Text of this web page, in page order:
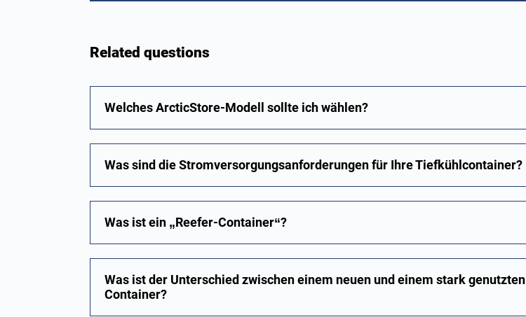
Related questions
Welches ArcticStore-Modell sollte ich wählen?
Was sind die Stromversorgungsanforderungen für Ihre Tiefkühlcontainer?
Was ist ein „Reefer-Container“?
Was ist der Unterschied zwischen einem neuen und einem stark genutzten
Container?